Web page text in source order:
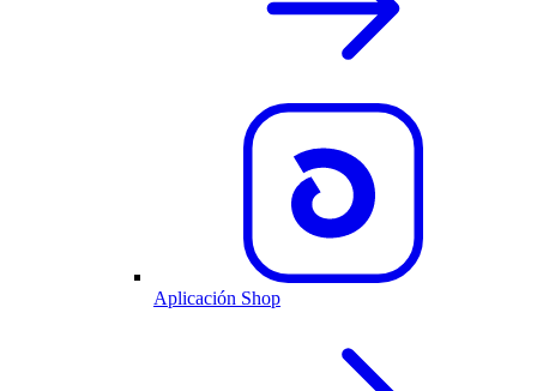
Aplicación Shop